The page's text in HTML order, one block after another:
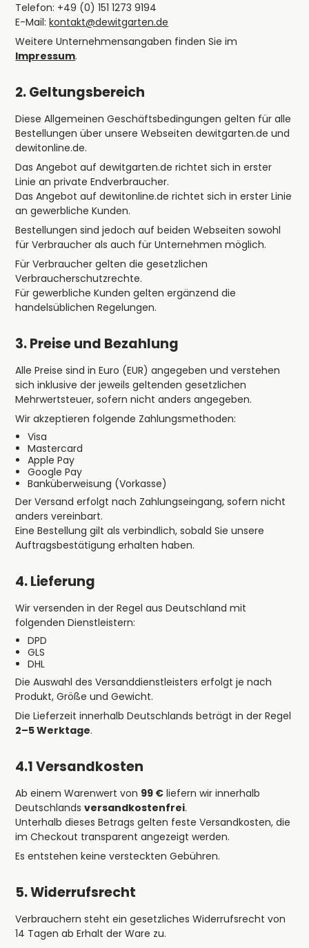
Telefon: +49 (0) 151 1273 9194
E-Mail:kontakt@dewitgarten.de
Weitere Unternehmensangaben finden Sie im
Impressum.
2. Geltungsbereich
Diese Allgemeinen Geschäftsbedingungen gelten für alle
Bestellungen über unsere Webseiten dewitgarten.de und
dewitonline.de.
Das Angebot auf dewitgarten.de richtet sich in erster
Linie an private Endverbraucher.
Das Angebot auf dewitonline.de richtet sich in erster Linie
an gewerbliche Kunden.
Bestellungen sind jedoch auf beiden Webseiten sowohl
für Verbraucher als auch für Unternehmen möglich.
Für Verbraucher gelten die gesetzlichen
Verbraucherschutzrechte.
Für gewerbliche Kunden gelten ergänzend die
handelsüblichen Regelungen.
3. Preise und Bezahlung
Alle Preise sind in Euro (EUR) angegeben und verstehen
sich inklusive der jeweils geltenden gesetzlichen
Mehrwertsteuer, sofern nicht anders angegeben.
Wir akzeptieren folgende Zahlungsmethoden:
Visa
Mastercard
Apple Pay
Google Pay
Banküberweisung (Vorkasse)
Der Versand erfolgt nach Zahlungseingang, sofern nicht
anders vereinbart.
Eine Bestellung gilt als verbindlich, sobald Sie unsere
Auftragsbestätigung erhalten haben.
4. Lieferung
Wir versenden in der Regel aus Deutschland mit
folgenden Dienstleistern:
DPD
GLS
DHL
Die Auswahl des Versanddienstleisters erfolgt je nach
Produkt, Größe und Gewicht.
Die Lieferzeit innerhalb Deutschlands beträgt in der Regel
2–5 Werktage.
4.1 Versandkosten
Ab einem Warenwert von 99 € liefern wir innerhalb
Deutschlandsversandkostenfrei.
Unterhalb dieses Betrags gelten feste Versandkosten, die
im Checkout transparent angezeigt werden.
Es entstehen keine versteckten Gebühren.
5. Widerrufsrecht
Verbrauchern steht ein gesetzliches Widerrufsrecht von
14 Tagen ab Erhalt der Ware zu.